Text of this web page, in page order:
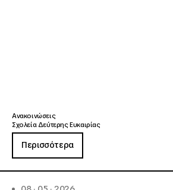
Ανακοινώσεις
Σχολεία Δεύτερης Ευκαιρίας
Περισσότερα